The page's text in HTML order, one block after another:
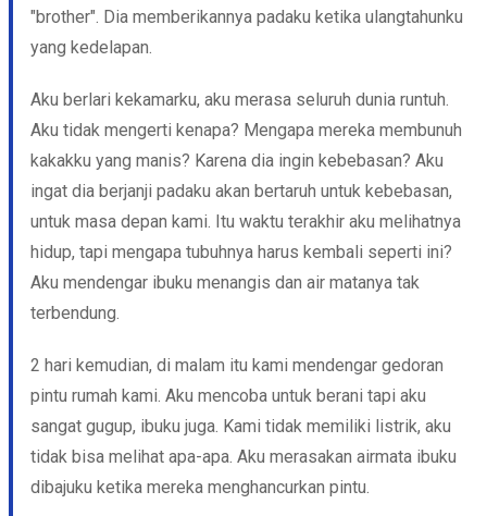
"brother". Dia memberikannya padaku ketika ulangtahunku
yang kedelapan.
Aku berlari kekamarku, aku merasa seluruh dunia runtuh.
Aku tidak mengerti kenapa? Mengapa mereka membunuh
kakakku yang manis? Karena dia ingin kebebasan? Aku
ingat dia berjanji padaku akan bertaruh untuk kebebasan,
untuk masa depan kami. Itu waktu terakhir aku melihatnya
hidup, tapi mengapa tubuhnya harus kembali seperti ini?
Aku mendengar ibuku menangis dan air matanya tak
terbendung.
2 hari kemudian, di malam itu kami mendengar gedoran
pintu rumah kami. Aku mencoba untuk berani tapi aku
sangat gugup, ibuku juga. Kami tidak memiliki listrik, aku
tidak bisa melihat apa-apa. Aku merasakan airmata ibuku
dibajuku ketika mereka menghancurkan pintu.